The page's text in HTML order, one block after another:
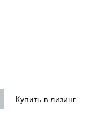
Купить в лизинг